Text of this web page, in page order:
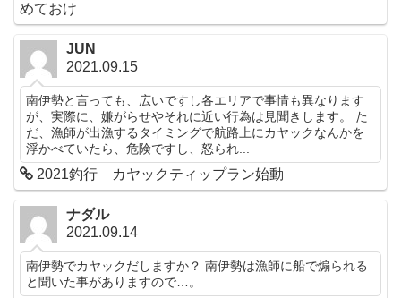
めておけ
JUN
2021.09.15
南伊勢と言っても、広いですし各エリアで事情も異なります
が、実際に、嫌がらせやそれに近い行為は見聞きします。 た
だ、漁師が出漁するタイミングで航路上にカヤックなんかを
浮かべていたら、危険ですし、怒られ...
2021釣行 カヤックティップラン始動
ナダル
2021.09.14
南伊勢でカヤックだしますか？ 南伊勢は漁師に船で煽られる
と聞いた事がありますので…。